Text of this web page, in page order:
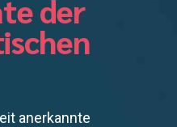
der
anerkannte